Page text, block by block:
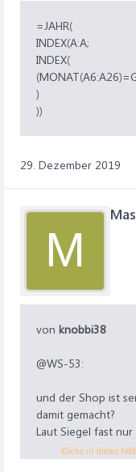
=JAHR(
INDEX(A:A;
INDEX(
)
))
29. Dezember 2019
M
von knobbi38
@WS-53:
und der Shop ist
damit gemacht?
Laut Siegel fast
die Adresse im
Klicke in dieses